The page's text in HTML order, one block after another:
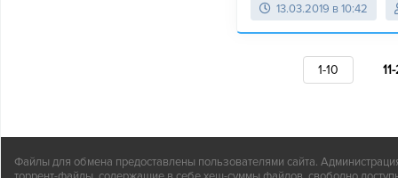
13.03.2019 в 10:42
1-10
Файлы для обмена предоставлены пользователями сайта.